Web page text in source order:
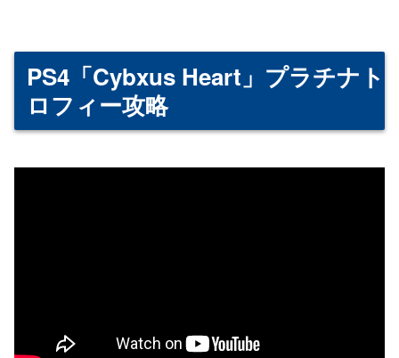
PS4「Cybxus Heart」プラチナト
ロフィー攻略